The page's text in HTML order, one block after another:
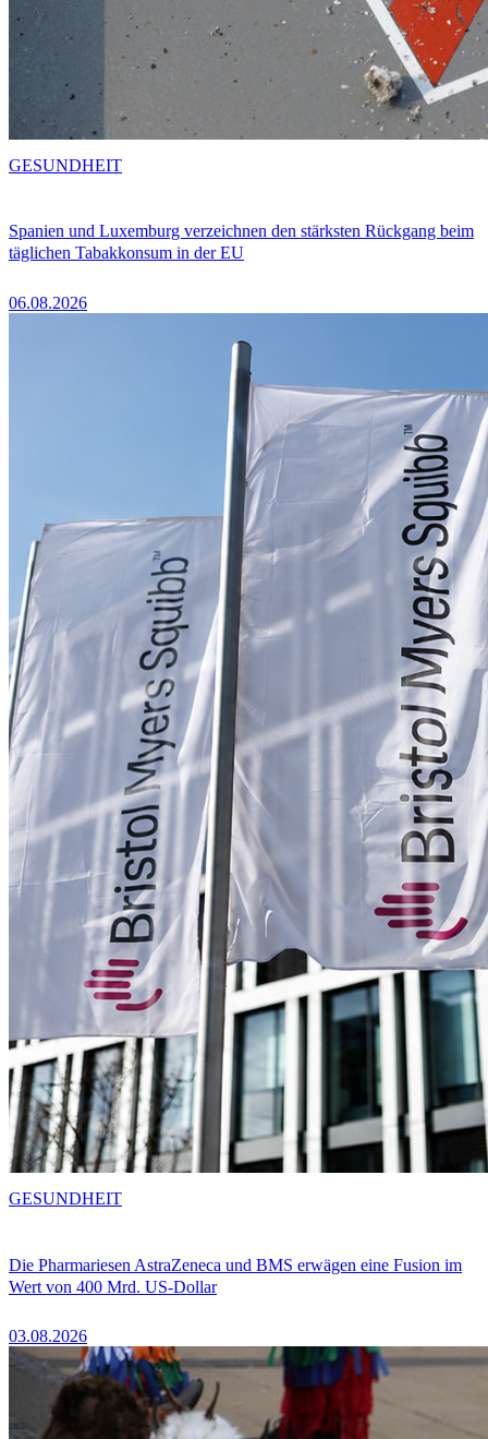
Spanien und Luxemburg verzeichnen den stärksten Rückgang beim
täglichen Tabakkonsum in der EU
06.08.2026
GESUNDHEIT
Die Pharmariesen AstraZeneca und BMS erwägen eine Fusion im
Wert von 400 Mrd. US-Dollar
03.08.2026
GESUNDHEIT